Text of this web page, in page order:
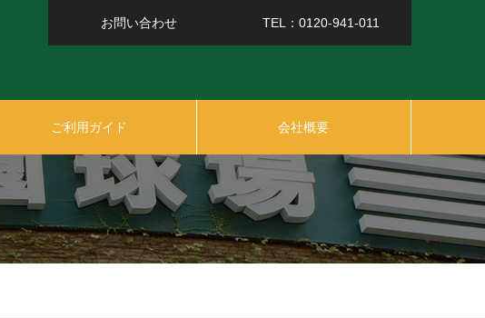
お問い合わせ TEL：0120-941-011
ご利用ガイド 会社概要